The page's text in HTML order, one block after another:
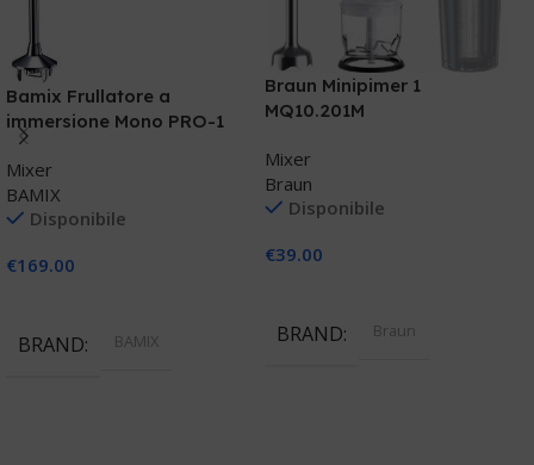
Bamix Frullatore a
immersione Mono PRO-1
Rosso
Mixer
BAMIX
Disponibile
€169.00
BRAND BAMIX
Braun Minipimer 1
MQ10.201M
Mixer
Braun
Disponibile
€39.00
BRAND Braun